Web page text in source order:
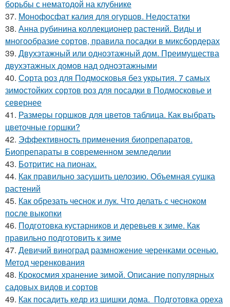
борьбы с нематодой на клубнике
37. Монофосфат калия для огурцов. Недостатки
38. Анна рубинина коллекционер растений. Виды и
многообразие сортов, правила посадки в миксбордерах
39. Двухэтажный или одноэтажный дом. Преимущества
двухэтажных домов над одноэтажными
40. Сорта роз для Подмосковья без укрытия. 7 самых
зимостойких сортов роз для посадки в Подмосковье и
севернее
41. Размеры горшков для цветов таблица. Как выбрать
цветочные горшки?
42. Эффективность применения биопрепаратов.
Биопрепараты в современном земледелии
43. Ботритис на пионах.
44. Как правильно засушить целозию. Объемная сушка
растений
45. Как обрезать чеснок и лук. Что делать с чесноком
после выкопки
46. Подготовка кустарников и деревьев к зиме. Как
правильно подготовить к зиме
47. Девичий виноград размножение черенками осенью.
Метод черенкования
48. Крокосмия хранение зимой. Описание популярных
садовых видов и сортов
49. Как посадить кедр из шишки дома. Подготовка ореха